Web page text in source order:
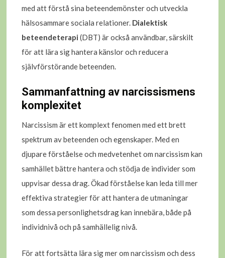
med att förstå sina beteendemönster och utveckla
hälsosammare sociala relationer. Dialektisk
beteendeterapi (DBT) är också användbar, särskilt
för att lära sig hantera känslor och reducera
självförstörande beteenden.
Sammanfattning av narcissismens
komplexitet
Narcissism är ett komplext fenomen med ett brett
spektrum av beteenden och egenskaper. Med en
djupare förståelse och medvetenhet om narcissism kan
samhället bättre hantera och stödja de individer som
uppvisar dessa drag. Ökad förståelse kan leda till mer
effektiva strategier för att hantera de utmaningar
som dessa personlighetsdrag kan innebära, både på
individnivå och på samhällelig nivå.
För att fortsätta lära sig mer om narcissism och dess